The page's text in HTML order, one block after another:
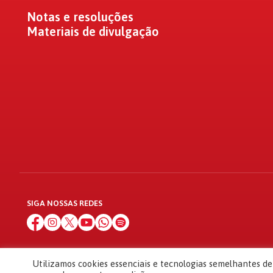
Notas e resoluções
Materiais de divulgação
SIGA NOSSAS REDES
Utilizamos cookies essenciais e tecnologias semelhantes